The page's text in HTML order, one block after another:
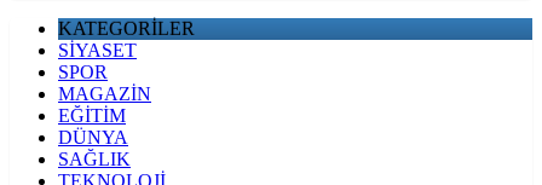
KATEGORİLER
SİYASET
SPOR
MAGAZİN
EĞİTİM
DÜNYA
SAĞLIK